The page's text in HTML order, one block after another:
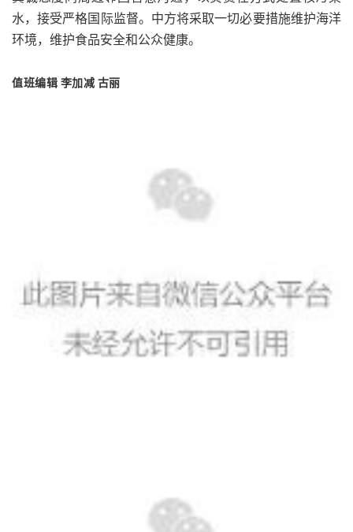
水，接受严格国际监督。中方将采取一切必要措施维护海洋
环境，维护食品安全和公众健康。
值班编辑 李加减 古丽